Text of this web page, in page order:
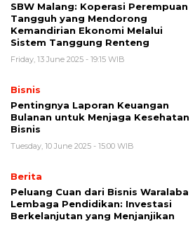
SBW Malang: Koperasi Perempuan
Tangguh yang Mendorong
Kemandirian Ekonomi Melalui
Sistem Tanggung Renteng
Friday, 13 June 2025 - 19:15 WIB
Bisnis
Pentingnya Laporan Keuangan
Bulanan untuk Menjaga Kesehatan
Bisnis
Tuesday, 10 June 2025 - 15:00 WIB
Berita
Peluang Cuan dari Bisnis Waralaba
Lembaga Pendidikan: Investasi
Berkelanjutan yang Menjanjikan